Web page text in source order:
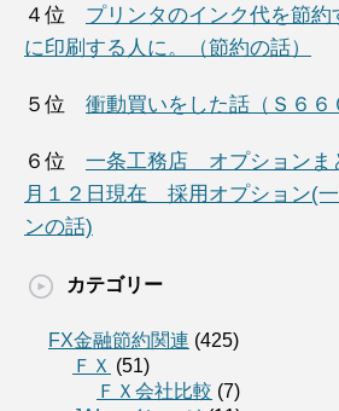
４位 プリンタのインク代を節
に印刷する人に。（節約の話）
５位 衝動買いをした話（Ｓ６６
６位 一条工務店 オプションま
月１２日現在 採用オプション(
ンの話)
カテゴリー
FX金融節約関連 (425)
ＦＸ (51)
ＦＸ会社比較 (7)